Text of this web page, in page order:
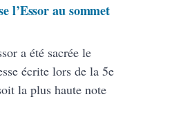
l’Essor au sommet
a été sacrée le
écrite lors de la 5e
la plus haute note